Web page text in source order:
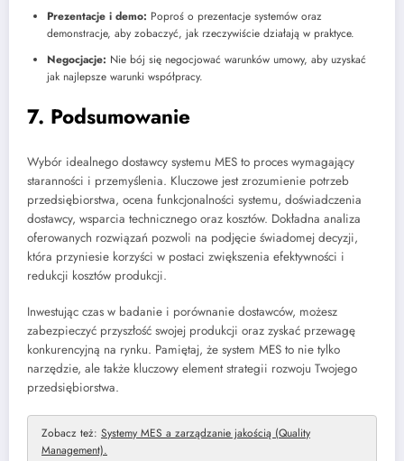
Prezentacje i demo: Poproś o prezentacje systemów oraz
demonstracje, aby zobaczyć, jak rzeczywiście działają w praktyce.
Negocjacje: Nie bój się negocjować warunków umowy, aby uzyskać
jak najlepsze warunki współpracy.
7. Podsumowanie
Wybór idealnego dostawcy systemu MES to proces wymagający
staranności i przemyślenia. Kluczowe jest zrozumienie potrzeb
przedsiębiorstwa, ocena funkcjonalności systemu, doświadczenia
dostawcy, wsparcia technicznego oraz kosztów. Dokładna analiza
oferowanych rozwiązań pozwoli na podjęcie świadomej decyzji,
która przyniesie korzyści w postaci zwiększenia efektywności i
redukcji kosztów produkcji.
Inwestując czas w badanie i porównanie dostawców, możesz
zabezpieczyć przyszłość swojej produkcji oraz zyskać przewagę
konkurencyjną na rynku. Pamiętaj, że system MES to nie tylko
narzędzie, ale także kluczowy element strategii rozwoju Twojego
przedsiębiorstwa.
Zobacz też: Systemy MES a zarządzanie jakością (Quality
Management).